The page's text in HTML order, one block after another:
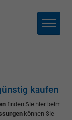
Menü
kaufen
finden Sie hier beim
können Sie